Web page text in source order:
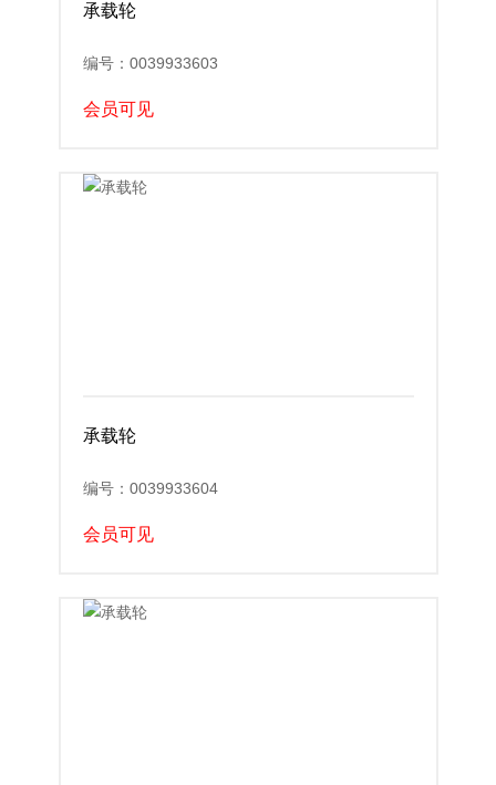
承载轮
编号：0039933603
会员可见
承载轮
编号：0039933604
会员可见